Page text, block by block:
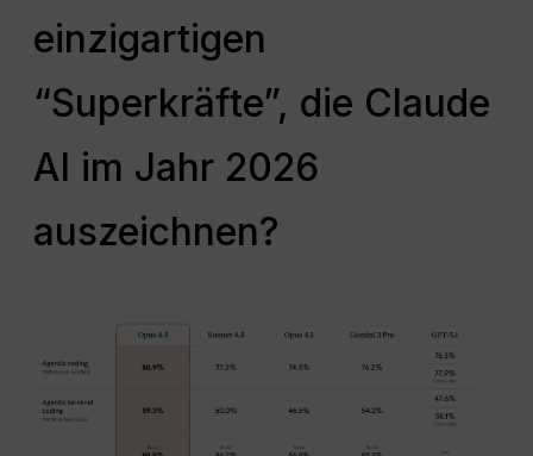
einzigartigen
“Superkräfte”, die Claude
AI im Jahr 2026
auszeichnen?